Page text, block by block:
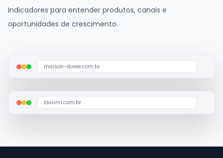
Indicadores para entender produtos, canais e
oportunidades de crescimento.
maison-doree.com.br
laxximi.com.br